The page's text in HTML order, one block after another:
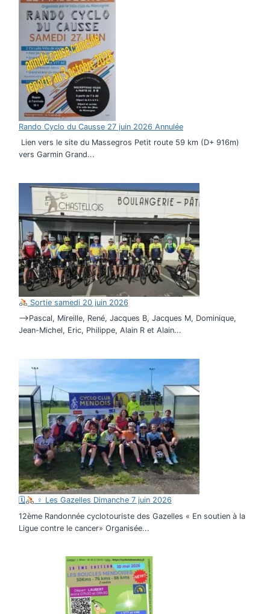
Rando Cyclo du Causse 27 juin 2026 Annulée
Lien vers le site du Massegros Petit route 59 km (D+ 916m)
vers Garmin Grand...
Sortie samedi 20 juin 2026
–>Pascal, Mireille, René, Jacques B, Jacques M, Dominique,
Jean-Michel, Eric, Philippe, Alain R et Alain...
🗓
♀ Les Gazelles Dimanche 7 juin 2026
12ème Randonnée cyclotouriste des Gazelles « En soutien à la
Ligue contre le cancer» Organisée...